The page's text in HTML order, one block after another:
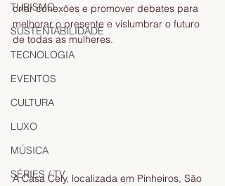
TURISMO
SUSTENTABILIDADE
TECNOLOGIA
EVENTOS
CULTURA
LUXO
MÚSICA
SÉRIES / TV
criar conexões e promover debates para
melhorar o presente e vislumbrar o futuro
de todas as mulheres.
A Casa Cely, localizada em Pinheiros, São